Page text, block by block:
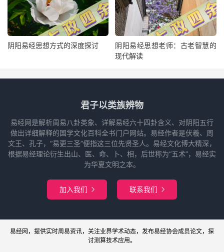
阴阳易经思想方式的深度探讨
阴阳易经思想老师：古老智慧的
现代解读
君子以类族辨物
易经网是解析周易八卦类象、详解易经六十四卦含义、对阴阳五行
做出详细解释的国学文化百科全书门户网站。易经作者是伏羲、周
文王、孔子，“易更三圣”便指这三位先贤圣人。易经文化博大精深，
根据易经理论衍生出山、医、命、卜、相，后世称为“五术”，易经实
为华夏文明之本。
加入我们  联系我们 
易经网 ，提供实时周易资讯，关注业界学术动态，发布易经协会成员论文，探
讨测算技术应用。